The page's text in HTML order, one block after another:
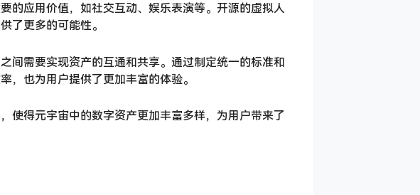
的应用价值，如社交互动、娱乐表演等。开源的虚拟人
了更多的可能性。
间需要实现资产的互通和共享。通过制定统一的标准和
，也为用户提供了更加丰富的体验。
使得元宇宙中的数字资产更加丰富多样，为用户带来了